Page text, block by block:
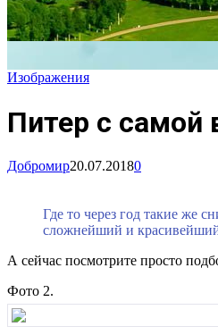
Изображения
Питер с самой
Добромир20.07.20180
Где то через год такие же
сложнейший и
А сейчас посмотрите просто
Фото 2.